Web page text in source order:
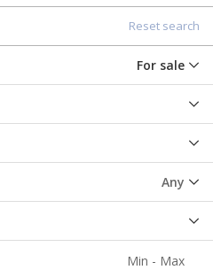
Reset search
For sale
Any
Min - Max